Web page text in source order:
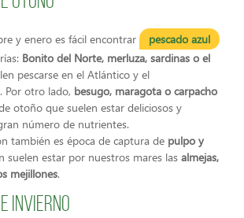
y enero es fácil encontrar
pescado azul
Bonito del Norte, merluza, sardinas o el
pescarse en el Atlántico y el
Por otro lado, besugo, maragota o carpacho
otoño que suelen estar deliciosos y
número de nutrientes.
también es época de captura de pulpo y
suelen estar por nuestros mares las almejas,
mejillones.
invierno